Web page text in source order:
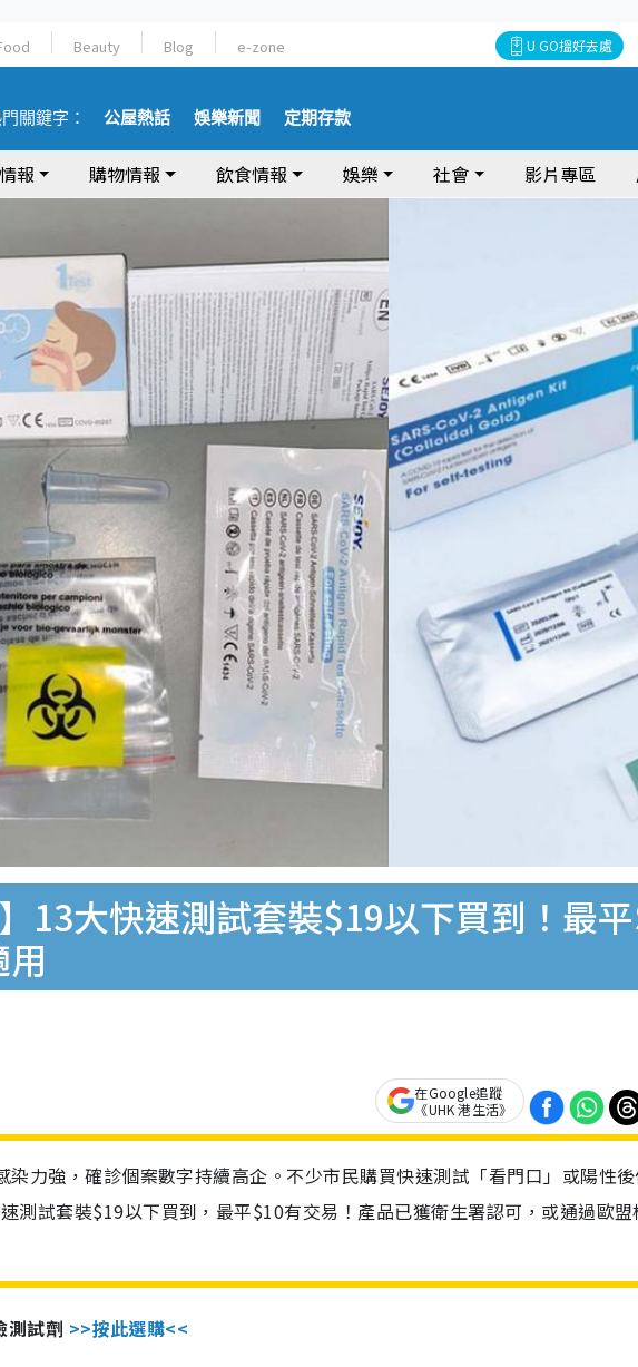
Beauty Blog e-zone U GO搵好去處
關鍵字： 公屋熱話 娛樂新聞 定期存款
報 購物情報 飲食情報 娛樂 社會 影片專區
】13大快速測試套裝$19以下買到！最
在Google追蹤
《UHK 港生活》
力強，確診個案數字持續高企。不少市民購買快速測試「看門口」或陽性
測試套裝$19以下買到，最平$10有交易！產品已獲衛生署認可，或通過歐盟
測試劑 >>按此選購<<